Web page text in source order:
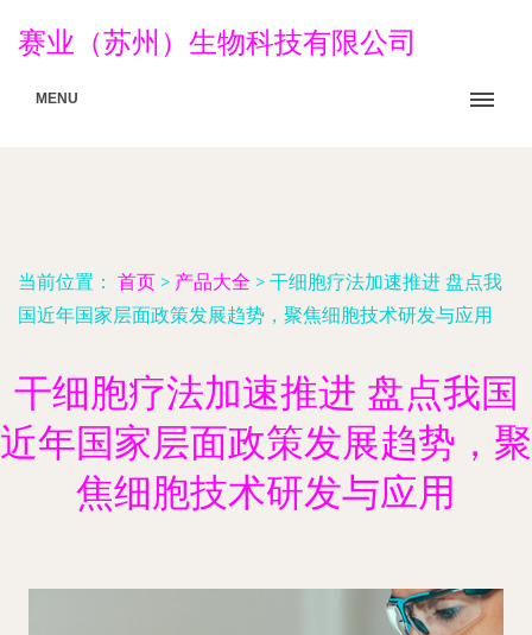
赛业（苏州）生物科技有限公司
MENU
当前位置： 首页 > 产品大全 > 干细胞疗法加速推进 盘点我
国近年国家层面政策发展趋势，聚焦细胞技术研发与应用
干细胞疗法加速推进 盘点我国
近年国家层面政策发展趋势，聚
焦细胞技术研发与应用